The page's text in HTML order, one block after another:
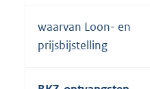
waarvan Loon- en
prijsbijstelling